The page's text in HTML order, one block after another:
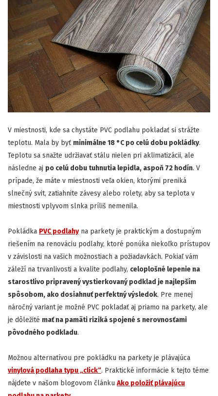
V miestnosti, kde sa chystáte PVC podlahu pokladať si strážte
teplotu. Mala by byť minimálne 18 °C po celú dobu pokládky.
Teplotu sa snažte udržiavať stálu nielen pri aklimatizácii, ale
následne aj po celú dobu tuhnutia lepidla, aspoň 72 hodín. V
prípade, že máte v miestnosti veľa okien, ktorými preniká
slnečný svit, zatiahnite závesy alebo rolety, aby sa teplota v
miestnosti vplyvom slnka príliš nemenila.
Pokládka PVC podlahyna parkety je praktickým a dostupným
riešením na renováciu podlahy, ktoré ponúka niekoľko prístupov
v závislosti na vašich možnostiach a požiadavkách. Pokiaľ vám
záleží na trvanlivosti a kvalite podlahy, celoplošné lepenie na
starostlivo pripravený vystierkovaný podklad je najlepším
spôsobom, ako dosiahnuť perfektný výsledok. Pre menej
náročný variant je možné PVC pokladať aj priamo na parkety, ale
je dôležité mať na pamäti riziká spojené s nerovnosťami
pôvodného podkladu.
Možnou alternatívou pre pokládku na parkety je plávajúca
vinylová podlaha typu „click“. Praktické informácie k tejto téme
nájdete v našom blogovom článku Ako položiť plávajúcu